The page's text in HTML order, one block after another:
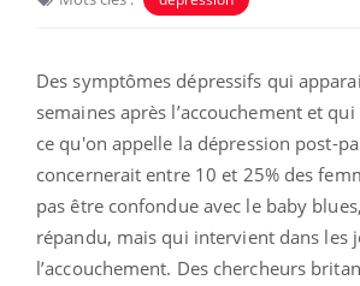
Des symptômes dépressifs qui
semaines après l’accouchement et
ce qu'on appelle la dépression post-
concernerait entre 10 et 25% des
pas être confondue avec le baby
répandu, mais qui intervient dans les
l’accouchement. Des chercheurs